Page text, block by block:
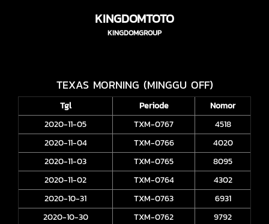
KINGDOMTOTO
KINGDOMGROUP
TEXAS MORNING (MINGGU OFF)
Tgl Periode
Nomor
2020-11-05
TXM-0767
4518
2020-11-04
TXM-0766
4020
2020-11-03
TXM-0765
8095
2020-11-02
TXM-0764
4302
2020-10-31
TXM-0763
6931
2020-10-30
TXM-0762
9792